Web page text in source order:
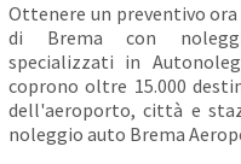
Ottenere un preventivo
di Brema con
specializzati in
coprono oltre 15.000
dell'aeroporto, città e
noleggio auto Brema